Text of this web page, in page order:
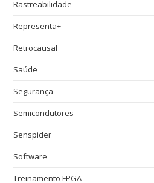
Rastreabilidade
Representa+
Retrocausal
Saúde
Segurança
Semicondutores
Senspider
Software
Treinamento FPGA